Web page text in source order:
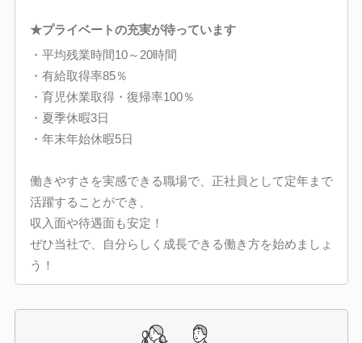
★プライベートの充実が待っています
・平均残業時間10～20時間
・有給取得率85％
・育児休業取得・復帰率100％
・夏季休暇3日
・年末年始休暇5日
働きやすさを実感できる職場で、正社員として定年まで
活躍することができ、
収入面や待遇面も安定！
ぜひ当社で、自分らしく成長できる働き方を始めましょ
う！